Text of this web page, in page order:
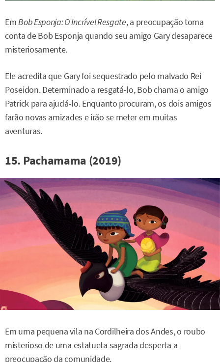
EmBob Esponja: O Incrível Resgate, a preocupação toma
conta de Bob Esponja quando seu amigo Gary desaparece
misteriosamente.
Ele acredita que Gary foi sequestrado pelo malvado Rei
Poseidon. Determinado a resgatá-lo, Bob chama o amigo
Patrick para ajudá-lo. Enquanto procuram, os dois amigos
farão novas amizades e irão se meter em muitas
aventuras.
15. Pachamama (2019)
Em uma pequena vila na Cordilheira dos Andes, o roubo
misterioso de uma estatueta sagrada desperta a
preocupação da comunidade.